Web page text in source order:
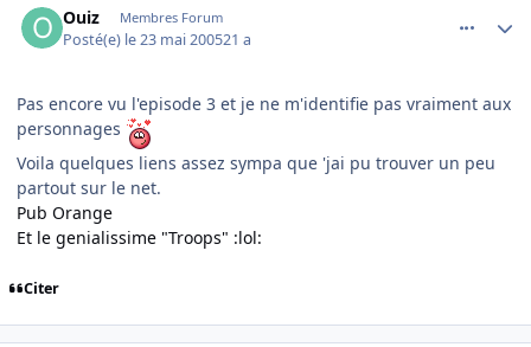
Ouiz Membres Forum
Posté(e) le 23 mai 200521 a
Pas encore vu l'episode 3 et je ne m'identifie pas vraiment aux
personnages
Voila quelques liens assez sympa que 'jai pu trouver un peu
partout sur le net.
Pub Orange
Et le genialissime "Troops" :lol:
Citer